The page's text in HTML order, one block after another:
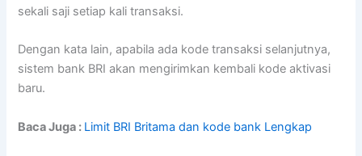
sekali saji setiap kali transaksi.
Dengan kata lain, apabila ada kode transaksi selanjutnya,
sistem bank BRI akan mengirimkan kembali kode aktivasi
baru.
Baca Juga : Limit BRI Britama dan kode bank Lengkap